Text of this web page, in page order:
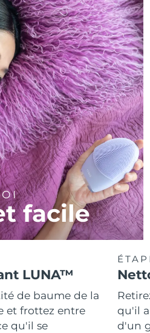
facile
LUNA™
de baume de la
et frottez entre
qu'il se
qu'il
d'un